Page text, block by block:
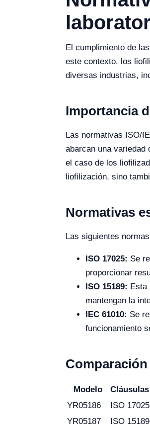
El cumplimiento de
este contexto, los
diversas industrias,
Importancia
Las normativas ISO/
abarcan una variedad
el caso de los
liofilización, sino
Normativas
Las siguientes
ISO 17025: Se
proporcionar
ISO 15189: Esta
mantengan la
IEC 61010: Se
funcionamiento
Modelo
YR05186
ISO
YR05187
ISO 15189